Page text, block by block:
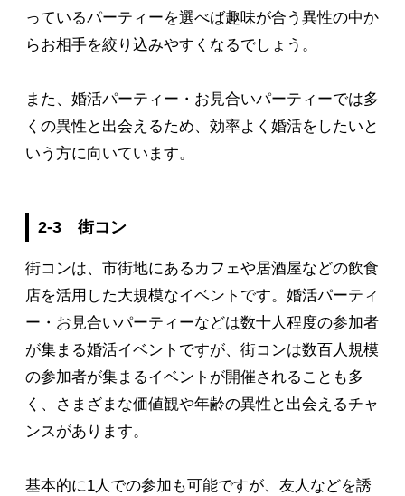
っているパーティーを選べば趣味が合う異性の中か
らお相手を絞り込みやすくなるでしょう。
また、婚活パーティー・お見合いパーティーでは多
くの異性と出会えるため、効率よく婚活をしたいと
いう方に向いています。
2-3 街コン
街コンは、市街地にあるカフェや居酒屋などの飲食
店を活用した大規模なイベントです。婚活パーティ
ー・お見合いパーティーなどは数十人程度の参加者
が集まる婚活イベントですが、街コンは数百人規模
の参加者が集まるイベントが開催されることも多
く、さまざまな価値観や年齢の異性と出会えるチャ
ンスがあります。
基本的に1人での参加も可能ですが、友人などを誘